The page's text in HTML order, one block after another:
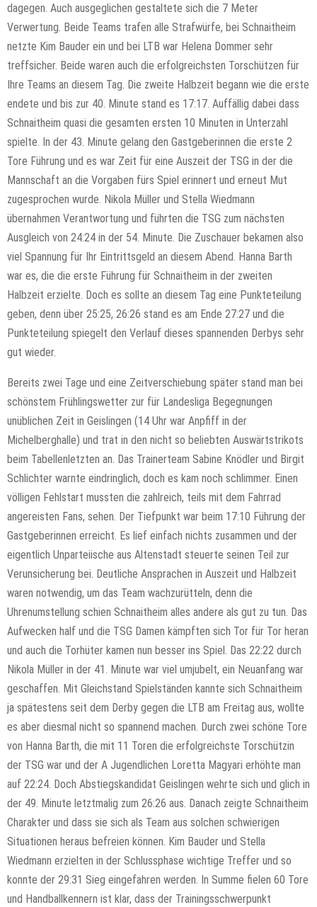
dagegen. Auch ausgeglichen gestaltete sich die 7 Meter
Verwertung. Beide Teams trafen alle Strafwürfe, bei Schnaitheim
netzte Kim Bauder ein und bei LTB war Helena Dommer sehr
treffsicher. Beide waren auch die erfolgreichsten Torschützen für
Ihre Teams an diesem Tag. Die zweite Halbzeit begann wie die erste
endete und bis zur 40. Minute stand es 17:17. Auffällig dabei dass
Schnaitheim quasi die gesamten ersten 10 Minuten in Unterzahl
spielte. In der 43. Minute gelang den Gastgeberinnen die erste 2
Tore Führung und es war Zeit für eine Auszeit der TSG in der die
Mannschaft an die Vorgaben fürs Spiel erinnert und erneut Mut
zugesprochen wurde. Nikola Müller und Stella Wiedmann
übernahmen Verantwortung und führten die TSG zum nächsten
Ausgleich von 24:24 in der 54. Minute. Die Zuschauer bekamen also
viel Spannung für Ihr Eintrittsgeld an diesem Abend. Hanna Barth
war es, die die erste Führung für Schnaitheim in der zweiten
Halbzeit erzielte. Doch es sollte an diesem Tag eine Punkteteilung
geben, denn über 25:25, 26:26 stand es am Ende 27:27 und die
Punkteteilung spiegelt den Verlauf dieses spannenden Derbys sehr
gut wieder.
Bereits zwei Tage und eine Zeitverschiebung später stand man bei
schönstem Frühlingswetter zur für Landesliga Begegnungen
unüblichen Zeit in Geislingen (14 Uhr war Anpfiff in der
Michelberghalle) und trat in den nicht so beliebten Auswärtstrikots
beim Tabellenletzten an. Das Trainerteam Sabine Knödler und Birgit
Schlichter warnte eindringlich, doch es kam noch schlimmer. Einen
völligen Fehlstart mussten die zahlreich, teils mit dem Fahrrad
angereisten Fans, sehen. Der Tiefpunkt war beim 17:10 Führung der
Gastgeberinnen erreicht. Es lief einfach nichts zusammen und der
eigentlich Unparteiische aus Altenstadt steuerte seinen Teil zur
Verunsicherung bei. Deutliche Ansprachen in Auszeit und Halbzeit
waren notwendig, um das Team wachzurütteln, denn die
Uhrenumstellung schien Schnaitheim alles andere als gut zu tun. Das
Aufwecken half und die TSG Damen kämpften sich Tor für Tor heran
und auch die Torhüter kamen nun besser ins Spiel. Das 22:22 durch
Nikola Müller in der 41. Minute war viel umjubelt, ein Neuanfang war
geschaffen. Mit Gleichstand Spielständen kannte sich Schnaitheim
ja spätestens seit dem Derby gegen die LTB am Freitag aus, wollte
es aber diesmal nicht so spannend machen. Durch zwei schöne Tore
von Hanna Barth, die mit 11 Toren die erfolgreichste Torschützin
der TSG war und der A Jugendlichen Loretta Magyari erhöhte man
auf 22:24. Doch Abstiegskandidat Geislingen wehrte sich und glich in
der 49. Minute letztmalig zum 26:26 aus. Danach zeigte Schnaitheim
Charakter und dass sie sich als Team aus solchen schwierigen
Situationen heraus befreien können. Kim Bauder und Stella
Wiedmann erzielten in der Schlussphase wichtige Treffer und so
konnte der 29:31 Sieg eingefahren werden. In Summe fielen 60 Tore
und Handballkennern ist klar, dass der Trainingsschwerpunkt